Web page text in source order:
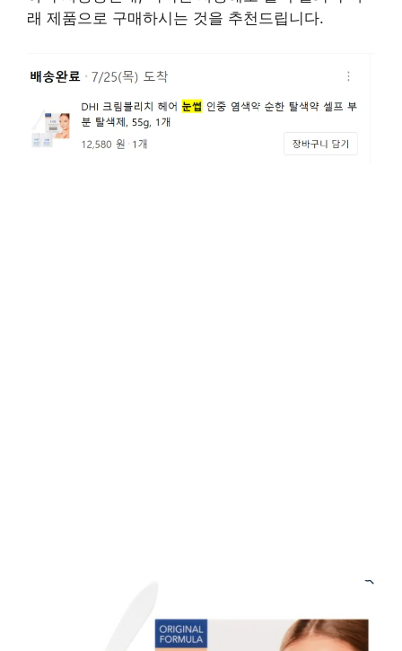
래 제품으로 구매하시는 것을 추천드립니다.